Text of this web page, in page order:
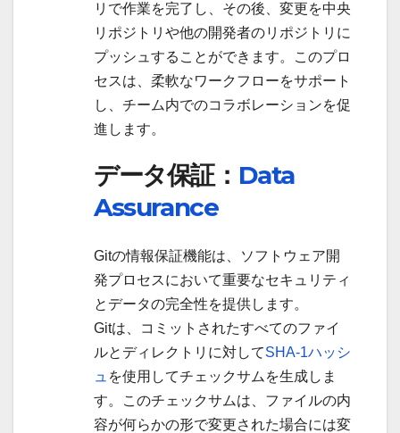
リで作業を完了し、その後、変更を中央
リポジトリや他の開発者のリポジトリに
プッシュすることができます。このプロ
セスは、柔軟なワークフローをサポート
し、チーム内でのコラボレーションを促
進します。
データ保証： Data
Assurance
Gitの情報保証機能は、ソフトウェア開
発プロセスにおいて重要なセキュリティ
とデータの完全性を提供します。
Gitは、コミットされたすべてのファイ
ルとディレクトリに対してSHA-1ハッシ
ュ を使用してチェックサムを生成しま
す。このチェックサムは、ファイルの内
容が何らかの形で変更された場合には変